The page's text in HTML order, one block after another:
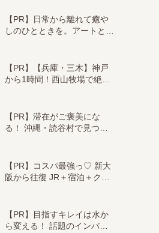
【PR】日常から離れて癒や
しのひとときを。アートと…
【PR】【兵庫・三木】神戸
から1時間！西山牧場で絶…
【PR】滞在がご褒美にな
る！ 沖縄・読谷村で見つ…
【PR】コスパ最強っ♡ 新大
阪から往復 JR＋宿泊＋ク…
【PR】目指すキレイは水か
ら変える！ 話題のインバ…